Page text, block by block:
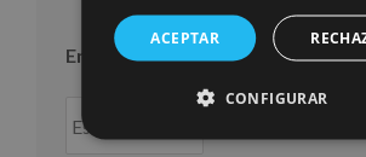
Entradas por año
ACEPTAR
CONFIGURAR